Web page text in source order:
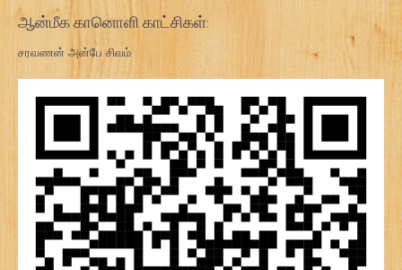
ஆன்மீக கானொளி காட்சிகள்:
சரவணன் அன்பே சிவம்